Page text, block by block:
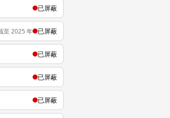
已屏蔽
至 2025 年 已屏蔽
已屏蔽
已屏蔽
已屏蔽